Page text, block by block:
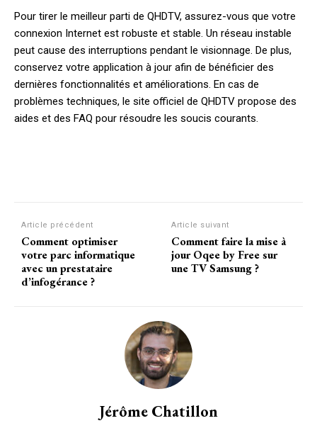
Pour tirer le meilleur parti de QHDTV, assurez-vous que votre
connexion Internet est robuste et stable. Un réseau instable
peut cause des interruptions pendant le visionnage. De plus,
conservez votre application à jour afin de bénéficier des
dernières fonctionnalités et améliorations. En cas de
problèmes techniques, le site officiel de QHDTV propose des
aides et des FAQ pour résoudre les soucis courants.
Article précédent
Comment optimiser
votre parc informatique
avec un prestataire
d’infogérance ?
Article suivant
Comment faire la mise à
jour Oqee by Free sur
une TV Samsung ?
Jérôme Chatillon